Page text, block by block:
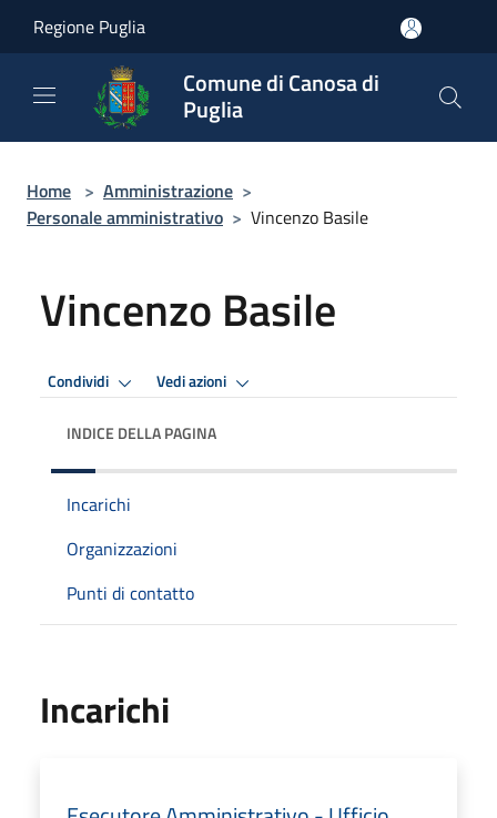
Regione Puglia
Comune di Canosa di
Puglia
Home > Amministrazione >
Personale amministrativo > Vincenzo Basile
Vincenzo Basile
Condividi Vedi azioni
INDICE DELLA PAGINA
Incarichi
Organizzazioni
Punti di contatto
Incarichi